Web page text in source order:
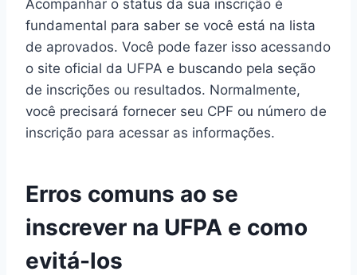
Acompanhar o status da sua inscrição é
fundamental para saber se você está na lista
de aprovados. Você pode fazer isso acessando
o site oficial da UFPA e buscando pela seção
de inscrições ou resultados. Normalmente,
você precisará fornecer seu CPF ou número de
inscrição para acessar as informações.
Erros comuns ao se
inscrever na UFPA e como
evitá-los